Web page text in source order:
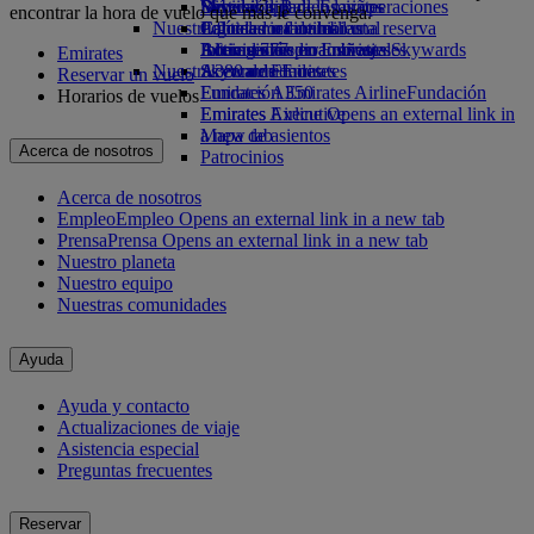
Bebidas
Nuestra flota
Boeing 777
A380 de Emirates
Emirates A350
Emirates Executive
Mapa de asientos
Diversión para los niños
Juguetes infantiles
Actividades para niños
Sostenibilidad en las operaciones
Política medioambiental
Informes medioambientales
Nuestras comunidades
Fundación Emirates AirlineFundación
Emirates Airline Opens an external link in
a new tab
Patrocinios
Skywards Rail
Calculadora de millas
Inicie sesión en Emirates Skywards
Skywards+
Móvil y app de Emirates
Cancelar o cambiar una reserva
Alteraciones en los viajes
Acerca de Emirates
encontrar la hora de vuelo que más le convenga.
Emirates
Reservar un vuelo
Horarios de vuelos
Acerca de nosotros
Acerca de nosotros
EmpleoEmpleo Opens an external link in a new tab
PrensaPrensa Opens an external link in a new tab
Nuestro planeta
Nuestro equipo
Nuestras comunidades
Ayuda
Ayuda y contacto
Actualizaciones de viaje
Asistencia especial
Preguntas frecuentes
Reservar